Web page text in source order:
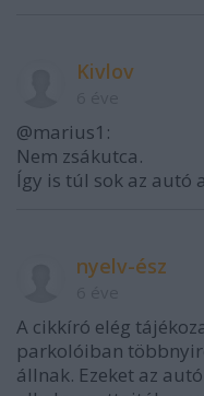
Kivlov
@marius1:
Nem zsákutca.
Így is túl sok az autó
nyelv-ész
A cikkíró elég
parkolóiban
állnak. Ezeket az